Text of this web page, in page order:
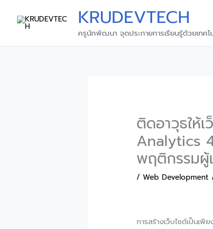
content
KRUDEVTECH
ครูนักพัฒนา จุดประกายการเรียนรู้ด้วยเทคโ
ติดอาวุธให้
Analytics
พฤติกรรมผู้
/Web Development
การสร้างเว็บไซต์เป็นเ